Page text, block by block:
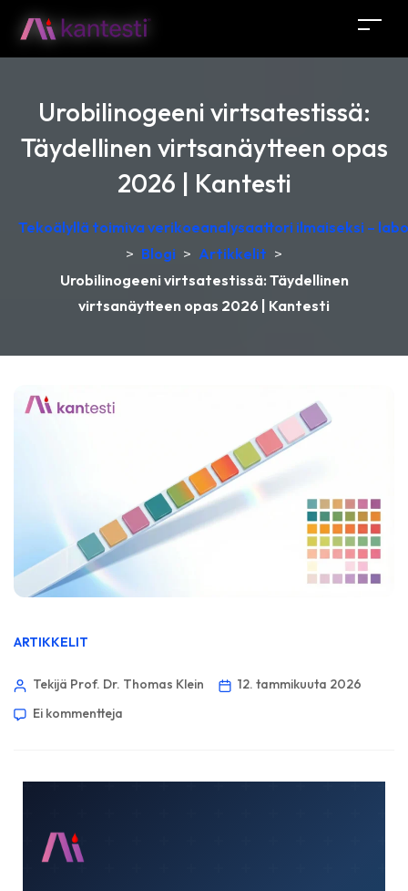
Urobilinogeeni virtsatestissä:
Täydellinen virtsanäytteen opas
2026 | Kantesti
Tekoälyllä toimiva verikoeanalysaattori ilmaiseksi –
> Blogi > Artikkelit >
Urobilinogeeni virtsatestissä: Täydellinen
virtsanäytteen opas 2026 | Kantesti
ARTIKKELIT
Tekijä Prof. Dr. Thomas Klein
12. tammikuuta 2026
Ei kommentteja